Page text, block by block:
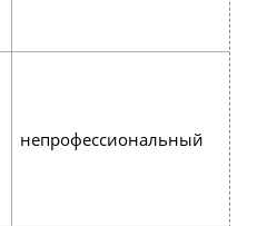
непрофессиональный